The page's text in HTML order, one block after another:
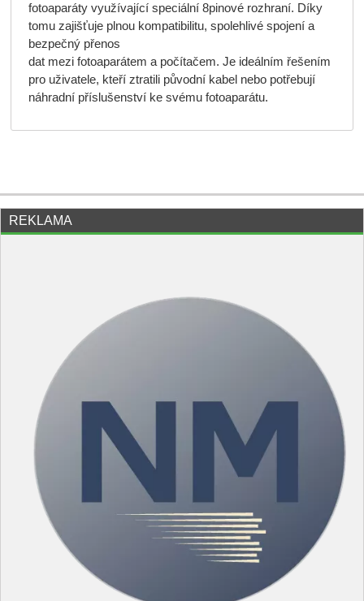
fotoaparáty využívající speciální 8pinové rozhraní. Díky
tomu zajišťuje plnou kompatibilitu, spolehlivé spojení a
bezpečný přenos
dat mezi fotoaparátem a počítačem. Je ideálním řešením
pro uživatele, kteří ztratili původní kabel nebo potřebují
náhradní příslušenství ke svému fotoaparátu.
REKLAMA